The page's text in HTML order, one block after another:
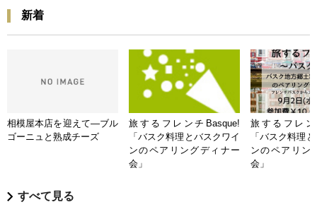
新着
相模屋本店を迎えて―ブル
ゴーニュと熟成チーズ
旅するフレンチBasque!
「バスク料理とバスクワイ
ンのペアリングディナー
会」
旅するフレン
「バスク料理
ンのペアリン
会」
すべて見る